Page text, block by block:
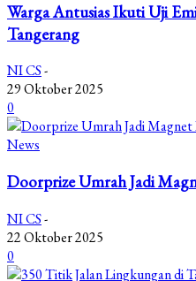
Warga Antusias Ikuti Uji
Tangerang
NI CS-
29 Oktober 2025
0
News
Doorprize Umrah Jadi
NI CS-
22 Oktober 2025
0